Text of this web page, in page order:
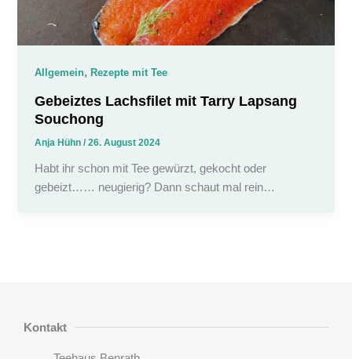
Allgemein,Rezepte mit Tee
Gebeiztes Lachsfilet mit Tarry Lapsang
Souchong
Anja Hühn/26. August 2024
Habt ihr schon mit Tee gewürzt, gekocht oder
gebeizt…… neugierig? Dann schaut mal rein…
Kontakt